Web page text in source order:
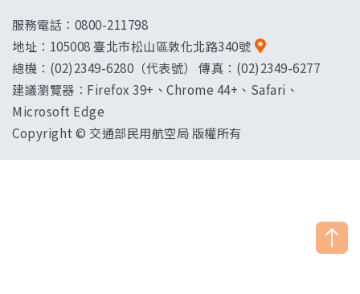
服務電話：0800-211798
地址： 105008 臺北市松山區敦化北路340號
總機：(02)2349-6280（代表號） 傳真：(02)2349-6277
建議瀏覽器：Firefox 39+、Chrome 44+、Safari、
Microsoft Edge
Copyright © 交通部民用航空局 版權所有